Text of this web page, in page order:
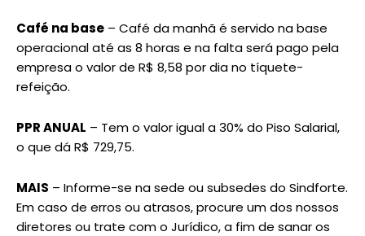
Café na base – Café da manhã é servido na base
operacional até as 8 horas e na falta será pago pela
empresa o valor de R$ 8,58 por dia no tíquete-
refeição.
PPR ANUAL – Tem o valor igual a 30% do Piso Salarial,
o que dá R$ 729,75.
MAIS – Informe-se na sede ou subsedes do Sindforte.
Em caso de erros ou atrasos, procure um dos nossos
diretores ou trate com o Jurídico, a fim de sanar os